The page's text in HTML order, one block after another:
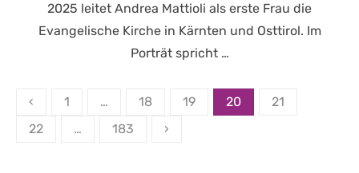
2025 leitet Andrea Mattioli als erste Frau die
Evangelische Kirche in Kärnten und Osttirol. Im
Porträt spricht …
Seitennummerierung
der
‹ 1 … 18 19 20
21
22
… 183 ›